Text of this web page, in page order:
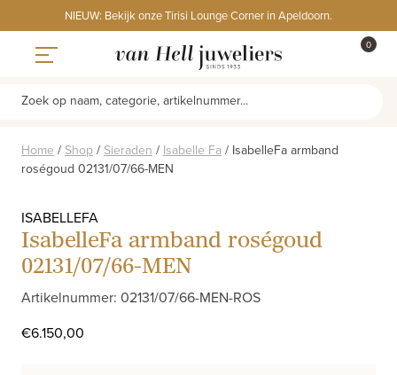
to
content
NIEUW: Bekijk onze Tirisi Lounge Corner in Apeldoorn.
0
Zoek op naam, categorie, artikelnummer...
Home / Shop / Sieraden / Isabelle Fa / IsabelleFa armband
roségoud 02131/07/66-MEN
ISABELLEFA
IsabelleFa armband roségoud
02131/07/66-MEN
Artikelnummer: 02131/07/66-MEN-ROS
€6.150,00